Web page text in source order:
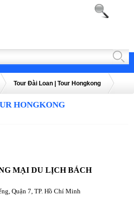
Tour Đài Loan | Tour Hongkong
HONGKONG
MẠI DU LỊCH BÁCH
Quận 7, TP. Hồ Chí Minh